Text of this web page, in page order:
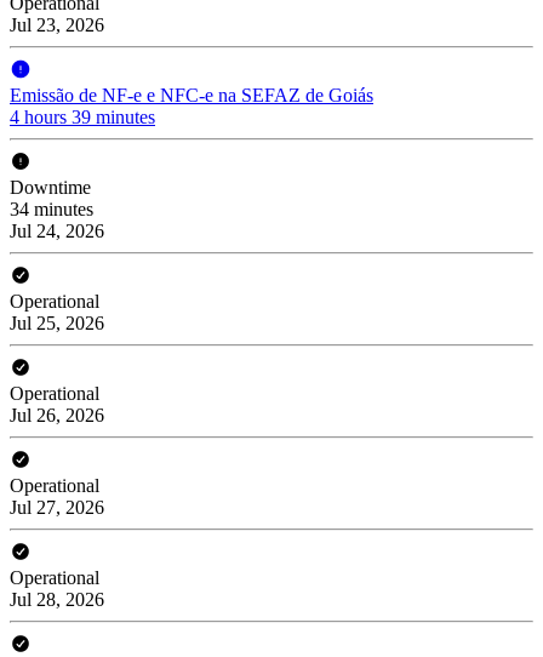
Jul 23, 2026
Emissão de NF-e e NFC-e na SEFAZ de Goiás
4 hours 39 minutes
Downtime
34 minutes
Jul 24, 2026
Operational
Jul 25, 2026
Operational
Jul 26, 2026
Operational
Jul 27, 2026
Operational
Jul 28, 2026